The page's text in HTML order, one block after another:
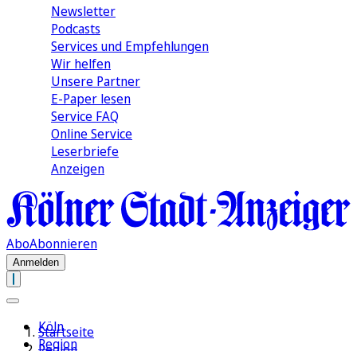
Newsletter
Podcasts
Services und Empfehlungen
Wir helfen
Unsere Partner
E-Paper lesen
Service FAQ
Online Service
Leserbriefe
Anzeigen
AboAbonnieren
Anmelden
Köln
Region
Startseite